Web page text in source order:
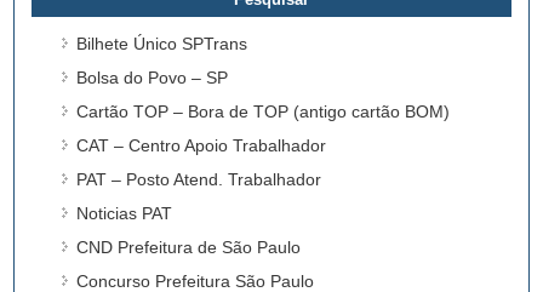
Bilhete Único SPTrans
Bolsa do Povo – SP
Cartão TOP – Bora de TOP (antigo cartão BOM)
CAT – Centro Apoio Trabalhador
PAT – Posto Atend. Trabalhador
Noticias PAT
CND Prefeitura de São Paulo
Concurso Prefeitura São Paulo